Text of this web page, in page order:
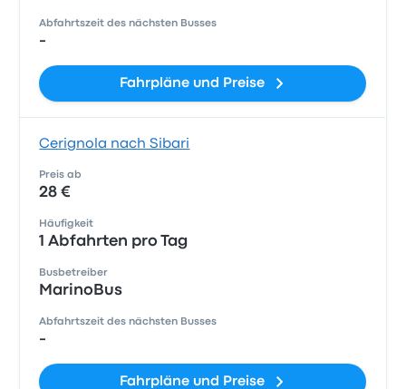
Abfahrtszeit des nächsten Busses
-
Fahrpläne und Preise
Cerignola nach Sibari
Preis ab
28 €
Häufigkeit
1 Abfahrten pro Tag
Busbetreiber
MarinoBus
Abfahrtszeit des nächsten Busses
-
Fahrpläne und Preise